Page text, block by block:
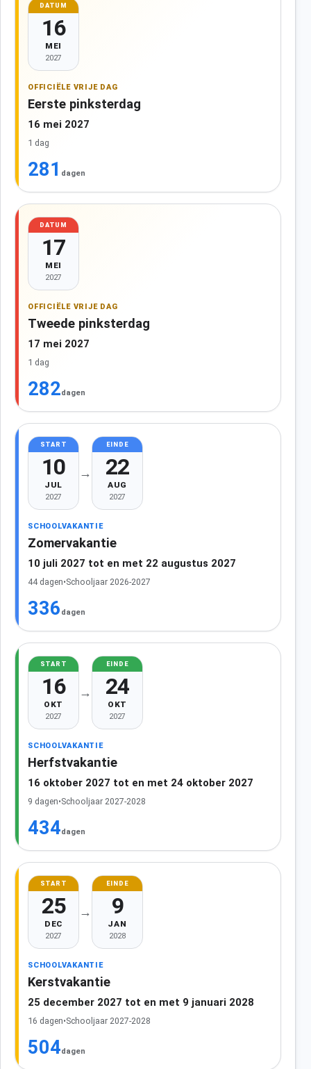
DATUM
16
MEI
2027
OFFICIËLE VRIJE DAG
Eerste pinksterdag
16 mei 2027
1 dag
281 dagen
DATUM
17
MEI
2027
OFFICIËLE VRIJE DAG
Tweede pinksterdag
17 mei 2027
1 dag
282dagen
START
10
JUL
2027
→
EINDE
22
AUG
2027
SCHOOLVAKANTIE
Zomervakantie
10 juli 2027 tot en met 22 augustus 2027
44 dagen•Schooljaar 2026-2027
336 dagen
START
16
OKT
2027
→
EINDE
24
OKT
2027
SCHOOLVAKANTIE
Herfstvakantie
16 oktober 2027 tot en met 24 oktober 2027
9 dagen•Schooljaar 2027-2028
434dagen
START
25
DEC
2027
→
EINDE
9
JAN
2028
SCHOOLVAKANTIE
Kerstvakantie
25 december 2027 tot en met 9 januari 2028
16 dagen•Schooljaar 2027-2028
504dagen